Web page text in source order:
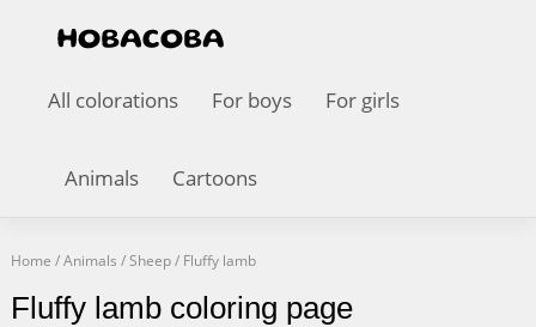
All colorations For boys For girls
Animals Cartoons
Home /Animals /Sheep/ Fluffy lamb
Fluffy lamb coloring page